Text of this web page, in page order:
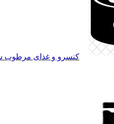
کنسرو و غذای